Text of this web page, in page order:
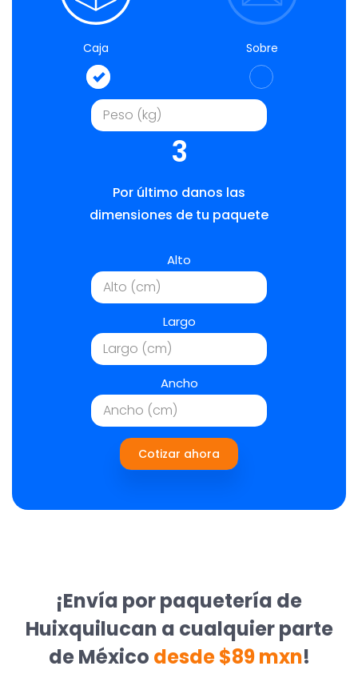
Caja Sobre
3
Por último danos las
dimensiones de tu paquete
Alto
Largo
Ancho
Cotizar ahora
¡Envía por paquetería de
Huixquilucan a cualquier parte
de México desde $89 mxn!